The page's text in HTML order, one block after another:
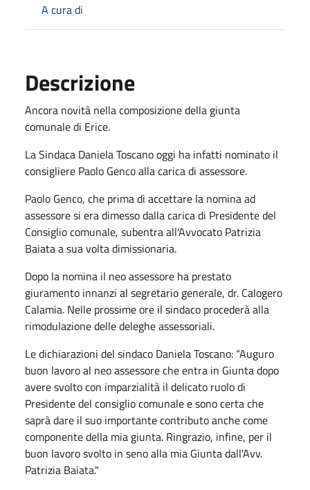
A cura di
Descrizione
Ancora novità nella composizione della giunta
comunale di Erice.
La Sindaca Daniela Toscano oggi ha infatti nominato il
consigliere Paolo Genco alla carica di assessore.
Paolo Genco, che prima di accettare la nomina ad
assessore si era dimesso dalla carica di Presidente del
Consiglio comunale, subentra all'Avvocato Patrizia
Baiata a sua volta dimissionaria.
Dopo la nomina il neo assessore ha prestato
giuramento innanzi al segretario generale, dr. Calogero
Calamia. Nelle prossime ore il sindaco procederà alla
rimodulazione delle deleghe assessoriali.
Le dichiarazioni del sindaco Daniela Toscano: “Auguro
buon lavoro al neo assessore che entra in Giunta dopo
avere svolto con imparzialità il delicato ruolo di
Presidente del consiglio comunale e sono certa che
saprà dare il suo importante contributo anche come
componente della mia giunta. Ringrazio, infine, per il
buon lavoro svolto in seno alla mia Giunta dall'Avv.
Patrizia Baiata."